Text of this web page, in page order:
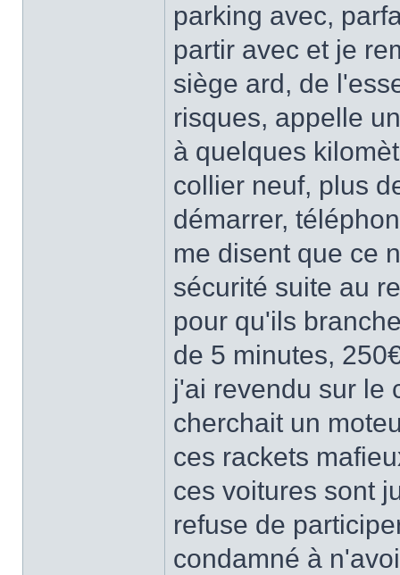
parking avec,
partir avec et je
siège ard, de
risques, appelle
à quelques
collier neuf, plus
démarrer,
me disent que ce
sécurité suite au
pour qu'ils
de 5 minutes,
j'ai revendu sur le
cherchait un
ces rackets
ces voitures sont
refuse de
condamné à